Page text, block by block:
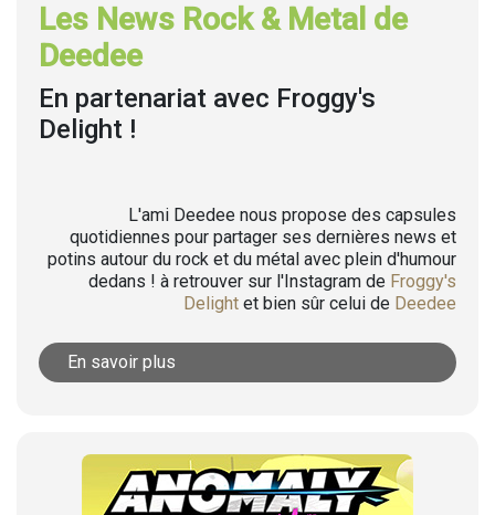
Les News Rock & Metal de
Deedee
En partenariat avec Froggy's
Delight !
L'ami Deedee nous propose des capsules
quotidiennes pour partager ses dernières news et
potins autour du rock et du métal avec plein d'humour
dedans ! à retrouver sur l'Instagram de Froggy's
Delight et bien sûr celui de Deedee
En savoir plus